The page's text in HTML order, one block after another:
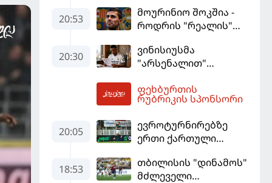
ფინალურ ეტაპზე – A
დივიზიონში
20:53
მოურინიო შოკშია -
როდრის "რეალის"
და "ბარსელონაში"
გადადის
20:30
ვინისიუსმა
"არსენალით"
გამოიყენა და
"რეალთან"
მომგებიანად
გააგრძელა
ფეხბურთის
რუბრიკის სპონსორი
20:05
ევროტურნირებზე
ერთი ქართული
18:53
თბილისის "დინამოს"
მძლეველი